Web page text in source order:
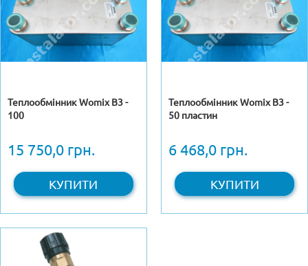
Теплообмінник Womix B3 -
100
15 750,0 грн.
КУПИТИ
Теплообмінник Womix B3 -
50 пластин
6 468,0 грн.
КУПИТИ